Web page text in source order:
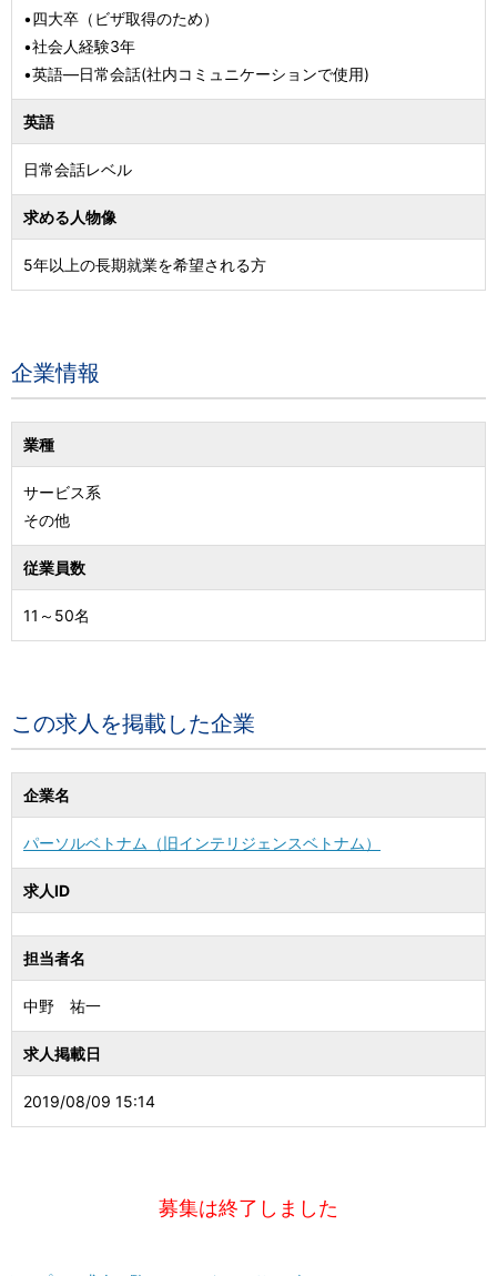
•四大卒（ビザ取得のため）
•社会人経験3年
•英語―日常会話(社内コミュニケーションで使用)
英語
日常会話レベル
求める人物像
5年以上の長期就業を希望される方
企業情報
業種
サービス系
その他
従業員数
11～50名
この求人を掲載した企業
企業名
パーソルベトナム（旧インテリジェンスベトナム）
求人ID
担当者名
中野 祐一
求人掲載日
2019/08/09 15:14
募集は終了しました